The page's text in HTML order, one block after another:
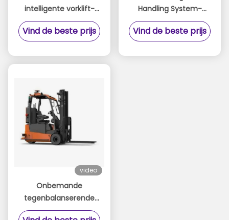
intelligente vorklift-
Onbemande vorklift
Vind de beste prijs
Handling System-
Forward-Moving
Unmanned Forklift
Vind de beste prijs
video
Onbemande
tegenbalanserende
vorklift-